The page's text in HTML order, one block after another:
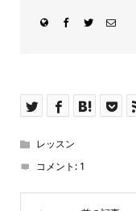
レッスン
コメント: 1